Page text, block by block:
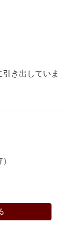
き出していま